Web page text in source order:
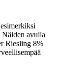
Näiden avulla
Riesling 8%